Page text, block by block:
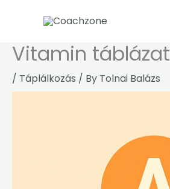
Vitamin táblázat
/ Táplálkozás / By Tolnai Balázs